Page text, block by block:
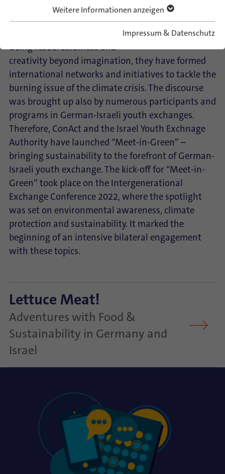
Weitere Informationen anzeigen
Impressum & Datenschutz
remarkable advances to change
the discourse about climate and
sustainability in the last years.
Using resourcefulness and
creativity beyond imagination, they have formed
international networks and initiatives to tackle the
burning issue of the climate crisis. The discourse
was brought up also by numerous participants and
programs in German-Israeli youth exchanges.
Therefore, ConAct and the Israel Youth Exchnage
Authority have launched “Meet-in-Green” –
bringing sustainability to the forefront of German-
Israeli youth exchange. The kick-off for “Meet-in-
Green” took place on the Intergenerational
Exchange Conference 2022, where the spotlight
was set on environmental awareness, climate
protection and sustainability. It marked the
beginning of an intensive bilateral engagement
with these topics.
Lettuce Meat!
Adventures with Food &
Sustainability in Germany and
Israel